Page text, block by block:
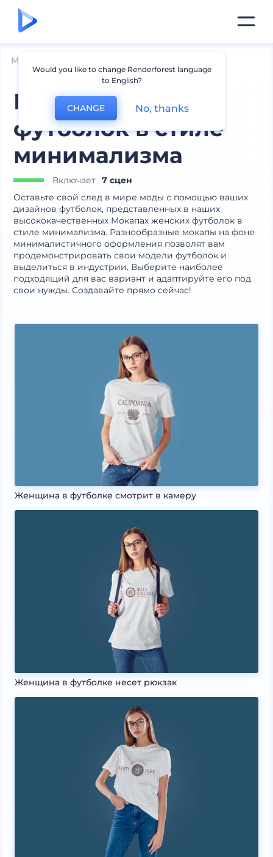
Мокапы
Мокапы женских
футболок в стиле
минимализма
Включает 7 сцен
Оставьте свой след в мире моды с помощью ваших
дизайнов футболок, представленных в наших
высококачественных Мокапах женских футболок в
стиле минимализма. Разнообразные мокапы на фоне
минималистичного оформления позволят вам
продемонстрировать свои модели футболок и
выделиться в индустрии. Выберите наиболее
подходящий для вас вариант и адаптируйте его под
свои нужды. Создавайте прямо сейчас!
Женщина в футболке смотрит в камеру
Женщина в футболке несет рюкзак
Would you like to change Renderforest language
to English?
CHANGE No, thanks